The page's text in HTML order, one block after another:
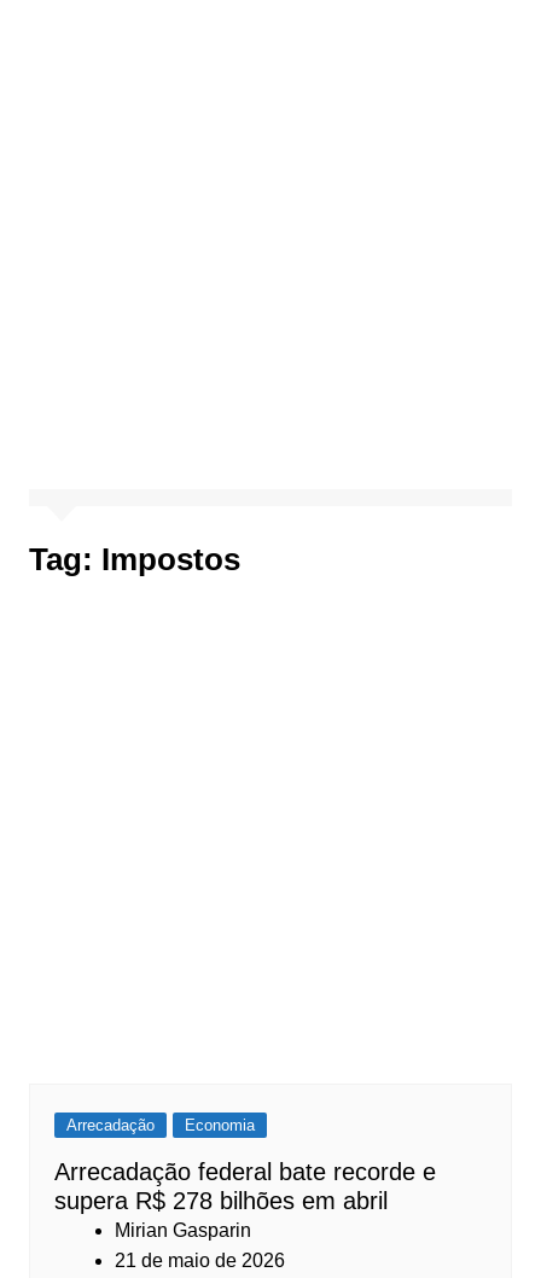
Tag: Impostos
Arrecadação Economia
Arrecadação federal bate recorde e
supera R$ 278 bilhões em abril
Mirian Gasparin
21 de maio de 2026